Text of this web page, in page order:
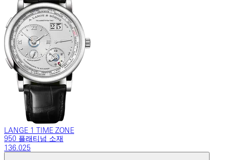
LANGE 1 TIME ZONE
950 플래티넘 소재
136.025